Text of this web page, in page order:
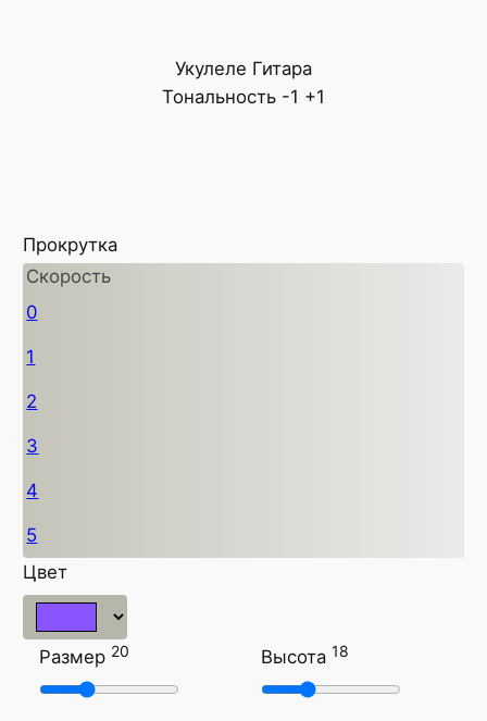
Укулеле Гитара
Тональность -1 +1
Прокрутка
Скорость
0
1
2
3
4
5
Цвет
Размер 20 Высота 18